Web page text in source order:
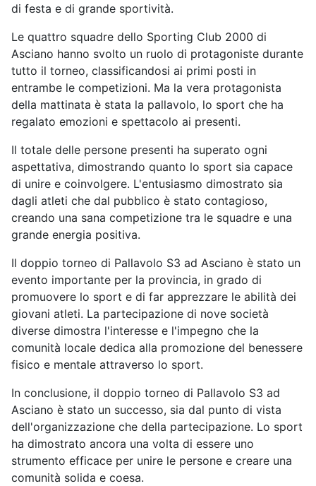
di festa e di grande sportività.
Le quattro squadre dello Sporting Club 2000 di
Asciano hanno svolto un ruolo di protagoniste durante
tutto il torneo, classificandosi ai primi posti in
entrambe le competizioni. Ma la vera protagonista
della mattinata è stata la pallavolo, lo sport che ha
regalato emozioni e spettacolo ai presenti.
Il totale delle persone presenti ha superato ogni
aspettativa, dimostrando quanto lo sport sia capace
di unire e coinvolgere. L'entusiasmo dimostrato sia
dagli atleti che dal pubblico è stato contagioso,
creando una sana competizione tra le squadre e una
grande energia positiva.
Il doppio torneo di Pallavolo S3 ad Asciano è stato un
evento importante per la provincia, in grado di
promuovere lo sport e di far apprezzare le abilità dei
giovani atleti. La partecipazione di nove società
diverse dimostra l'interesse e l'impegno che la
comunità locale dedica alla promozione del benessere
fisico e mentale attraverso lo sport.
In conclusione, il doppio torneo di Pallavolo S3 ad
Asciano è stato un successo, sia dal punto di vista
dell'organizzazione che della partecipazione. Lo sport
ha dimostrato ancora una volta di essere uno
strumento efficace per unire le persone e creare una
comunità solida e coesa.